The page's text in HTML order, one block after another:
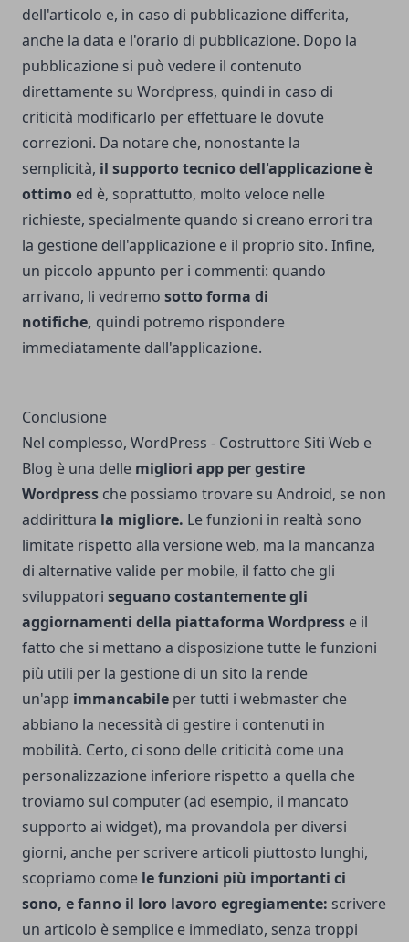
dell'articolo e, in caso di pubblicazione differita,
anche la data e l'orario di pubblicazione. Dopo la
pubblicazione si può vedere il contenuto
direttamente su Wordpress, quindi in caso di
criticità modificarlo per effettuare le dovute
correzioni. Da notare che, nonostante la
semplicità, il supporto tecnico dell'applicazione è
ottimo ed è, soprattutto, molto veloce nelle
richieste, specialmente quando si creano errori tra
la gestione dell'applicazione e il proprio sito. Infine,
un piccolo appunto per i commenti: quando
arrivano, li vedremo sotto forma di
notifiche, quindi potremo rispondere
immediatamente dall'applicazione.
Conclusione
Nel complesso, WordPress - Costruttore Siti Web e
Blog è una delle migliori app per gestire
Wordpress che possiamo trovare su Android, se non
addirittura la migliore. Le funzioni in realtà sono
limitate rispetto alla versione web, ma la mancanza
di alternative valide per mobile, il fatto che gli
sviluppatori seguano costantemente gli
aggiornamenti della piattaforma Wordpress e il
fatto che si mettano a disposizione tutte le funzioni
più utili per la gestione di un sito la rende
un'app immancabile per tutti i webmaster che
abbiano la necessità di gestire i contenuti in
mobilità. Certo, ci sono delle criticità come una
personalizzazione inferiore rispetto a quella che
troviamo sul computer (ad esempio, il mancato
supporto ai widget), ma provandola per diversi
giorni, anche per scrivere articoli piuttosto lunghi,
scopriamo come le funzioni più importanti ci
sono, e fanno il loro lavoro egregiamente: scrivere
un articolo è semplice e immediato, senza troppi